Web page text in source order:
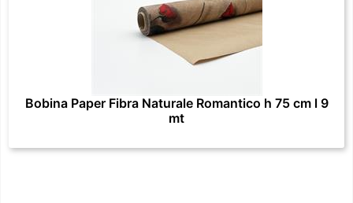
Bobina Paper Fibra Naturale Romantico h 75 cm l 9
mt